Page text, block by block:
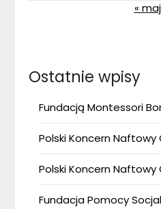
« maj
Ostatnie wpisy
Fundacją Montessori
Polski Koncern Naftowy
Polski Koncern Naftowy
Fundacja Pomocy